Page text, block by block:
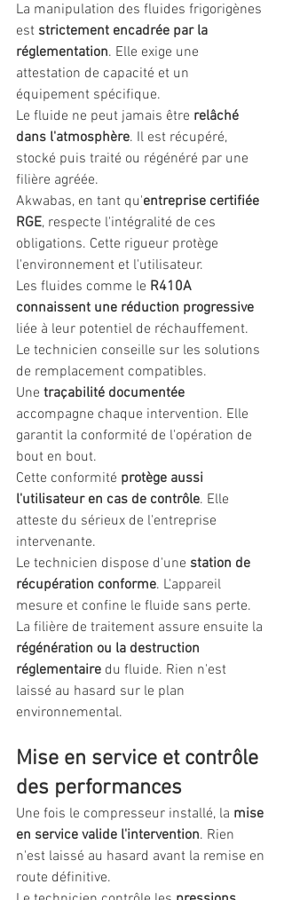
La manipulation des fluides frigorigènes
est strictement encadrée par la
réglementation. Elle exige une
attestation de capacité et un
équipement spécifique.
Le fluide ne peut jamais être relâché
dans l'atmosphère. Il est récupéré,
stocké puis traité ou régénéré par une
filière agréée.
Akwabas, en tant qu'entreprise certifiée
RGE, respecte l'intégralité de ces
obligations. Cette rigueur protège
l'environnement et l'utilisateur.
Les fluides comme le R410A
connaissent une réduction progressive
liée à leur potentiel de réchauffement.
Le technicien conseille sur les solutions
de remplacement compatibles.
Une traçabilité documentée
accompagne chaque intervention. Elle
garantit la conformité de l'opération de
bout en bout.
Cette conformité protège aussi
l'utilisateur en cas de contrôle. Elle
atteste du sérieux de l'entreprise
intervenante.
Le technicien dispose d'une station de
récupération conforme. L'appareil
mesure et confine le fluide sans perte.
La filière de traitement assure ensuite la
régénération ou la destruction
réglementaire du fluide. Rien n'est
laissé au hasard sur le plan
environnemental.
Mise en service et contrôle
des performances
Une fois le compresseur installé, la mise
en service valide l'intervention. Rien
n'est laissé au hasard avant la remise en
route définitive.